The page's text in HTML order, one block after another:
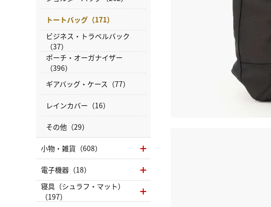
トートバッグ（171）
ビジネス・トラベルバック
（37）
ポーチ・オーガナイザー
（396）
ギアバッグ・ケース（77）
レインカバー（16）
その他（29）
小物・雑貨（608）
電子機器（18）
寝具（シュラフ・マット）
（197）